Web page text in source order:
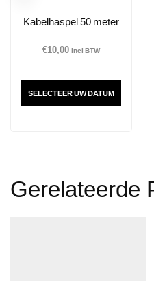
Kabelhaspel 50 meter
€10,00 incl BTW
SELECTEER UW DATUM
Gerelateerde